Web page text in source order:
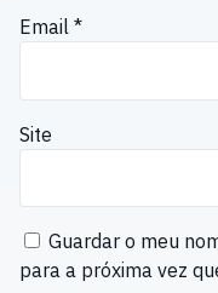
Email *
Site
Guardar o meu
para a próxima vez